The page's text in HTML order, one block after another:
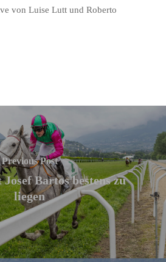
von Luise Lutt und Roberto
Previous Post
Bartos bestens zu
liegen